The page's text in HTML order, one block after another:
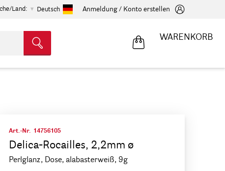
Land: Deutsch Anmeldung / Konto erstellen
WARENKORB
Art.-Nr. 14756105
Delica-Rocailles, 2,2mm ø
Perlglanz, Dose, alabasterweiß, 9g